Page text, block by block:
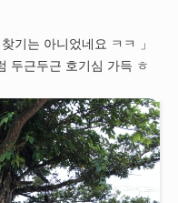
기는 아니었네요 ㅋㅋ 」
두근두근 호기심 가득 ㅎ